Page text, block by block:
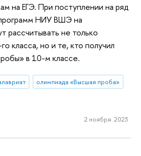
на ЕГЭ. При поступлении на ряд
НИУ ВШЭ на
рассчитывать не только
класса, но и те, кто получил
в 10-м классе.
олимпиада «Высшая проба»
2 ноября 2023